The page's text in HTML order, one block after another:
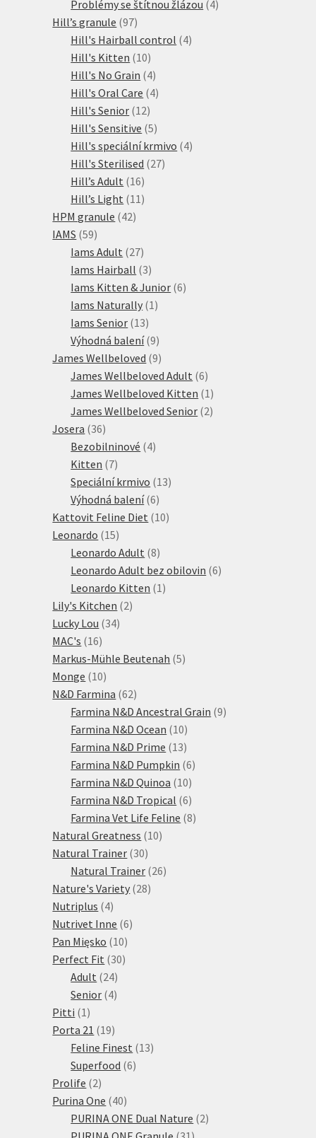
produkty
Problémy se štítnou žlázou 44
Hill’s granule 9797
produktů
Hill's Hairball control 44
Hill's Kitten 1010
produktů
Hill's No Grain 44
produkty
Hill's Oral Care 44
Hill's Senior 1212
produktů
Hill's Sensitive 55
produktů
Hill's speciální krmivo 44
Hill's Sterilised 2727
Hill’s Adult 1616
produktů
Hill’s Light 11 11
HPM granule 4242
IAMS 5959
produktů
Iams Adult 2727
produktů
Iams Hairball 33
produkty
Iams Kitten & Junior 66
Iams Naturally 1 1
Iams Senior 1313
produktů
Výhodná balení 99
produktů
James Wellbeloved 99
produktů
James Wellbeloved Adult 66
produktů
James Wellbeloved Kitten 1 1
produkt
James Wellbeloved Senior 22
Josera 3636
produktů
Bezobilninové 44
Kitten 77
produktů
Speciální krmivo 1313
Výhodná balení 66
produktů
Kattovit Feline Diet 1010
Leonardo 1515
produktů
Leonardo Adult 88
produktů
Leonardo Adult bez obilovin 66
Leonardo Kitten 1 1
Lily's Kitchen 22
Lucky Lou 3434
MAC's 1616
produktů
Markus-Mühle Beutenah 55
Monge 1010
produktů
N&D Farmina 6262
produktů
Farmina N&D Ancestral Grain 99
Farmina N&D Ocean 1010
produktů
Farmina N&D Prime 1313
produktů
Farmina N&D Pumpkin 66
Farmina N&D Quinoa 1010
produktů
Farmina N&D Tropical 66
produktů
Farmina Vet Life Feline 88
Natural Greatness 1010
Natural Trainer 3030
produktů
Natural Trainer 2626
Nature's Variety 2828
Nutriplus 44
produkty
Nutrivet Inne 66
Pan Mięsko 1010
produktů
Perfect Fit 3030
Adult 2424
produktů
Senior 44
Pitti 1 1
produkt
Porta 21 1919
produktů
Feline Finest 1313
Superfood 66
Prolife 22
produkty
Purina One 4040
produktů
PURINA ONE Dual Nature 22
31